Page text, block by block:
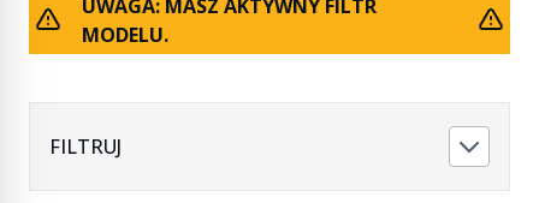
UWAGA: MASZ AKTYWNY FILTR
MODELU.
FILTRUJ